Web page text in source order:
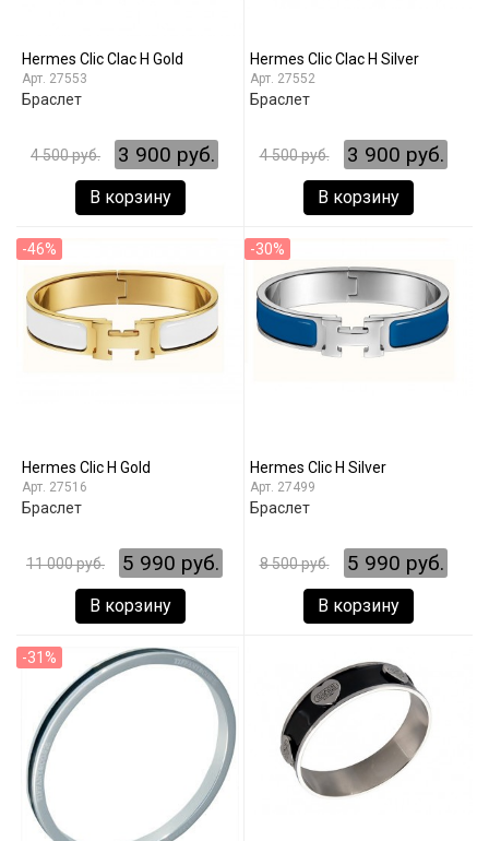
Hermes Clic Clac H Gold
27553
Браслет
4 500 руб. 3 900 руб.
В корзину
Hermes Clic Clac H Silver
27552
Браслет
4 500 руб. 3 900 руб.
В корзину
-46%
Hermes Clic H Gold
27516
Браслет
11 000 руб. 5 990 руб.
В корзину
-30%
Hermes Clic H Silver
27499
Браслет
8 500 руб. 5 990 руб.
В корзину
-31%